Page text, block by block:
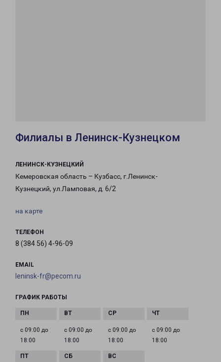
Филиалы в Ленинск-Кузнецком
ЛЕНИНСК-КУЗНЕЦКИЙ
Кемеровская область – Кузбасс, г.Ленинск-
Кузнецкий, ул.Ламповая, д. 6/2
на карте
ТЕЛЕФОН
8 (384 56) 4-96-09
EMAIL
leninsk-fr@pecom.ru
ГРАФИК РАБОТЫ
с 09:00 до
18:00
с 09:00 до
18:00
с 09:00 до
18:00
с 09:00 до
18:00